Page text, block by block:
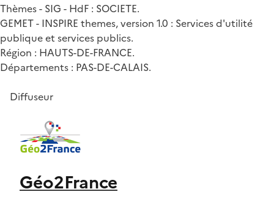
Thèmes - SIG - HdF : SOCIETE.
GEMET - INSPIRE themes, version 1.0 : Services d'utilité
publique et services publics.
Région : HAUTS-DE-FRANCE.
Départements : PAS-DE-CALAIS.
Diffuseur
Géo2France